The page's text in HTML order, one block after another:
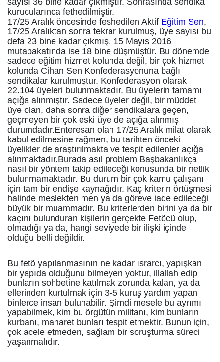
sayısı 36 bine kadar çıkmıştır. Sonrasında sendika
kurucularınca fethedilmiştir.
17/25 Aralık öncesinde feshedilen Aktif Eğitim Sen,
17/25 Aralıktan sonra tekrar kurulmuş, üye sayısı bu
defa 23 bine kadar çıkmış, 15 Mayıs 2016
mutabakatında ise 18 bine düşmüştür. Bu dönemde
sadece eğitim hizmet kolunda değil, bir çok hizmet
kolunda Cihan Sen Konfederasyonuna bağlı
sendikalar kurulmuştur. Konfederasyon olarak
22.104 üyeleri bulunmaktadır. Bu üyelerin tamamı
açığa alınmıştır. Sadece üyeler değil, bir müddet
üye olan, daha sonra diğer sendikalara geçen,
geçmeyen bir çok eski üye de açığa alınmış
durumdadır.Enteresan olan 17/25 Aralık milat olarak
kabul edilmesine rağmen, bu tarihten önceki
üyelikler de araştırılmakta ve tespit edilenler açığa
alınmaktadır.Burada asıl problem Başbakanlıkça
nasıl bir yöntem takip edileceği konusunda bir netlik
bulunmamaktadır. Bu durum bir çok kamu çalışanı
için tam bir endişe kaynağıdır. Kaç kriterin örtüşmesi
halinde meslekten men ya da göreve iade edileceği
büyük bir muammadır. Bu kriterlerden birini ya da bir
kaçını bulunduran kişilerin gerçekte Fetöcü olup,
olmadığı ya da, hangi seviyede bir ilişki içinde
olduğu belli değildir.
Bu fetö yapılanmasının ne kadar ısrarcı, yapışkan
bir yapıda olduğunu bilmeyen yoktur, illallah edip
bunların sohbetine katılmak zorunda kalan, ya da
ellerinden kurtulmak için 3-5 kuruş yardım yapan
binlerce insan bulunabilir. Şimdi mesele bu ayrımı
yapabilmek, kim bu örgütün militanı, kim bunların
kurbanı, maharet bunları tespit etmektir. Bunun için,
çok acele etmeden, sağlam bir soruşturma süreci
yaşanmalıdır.